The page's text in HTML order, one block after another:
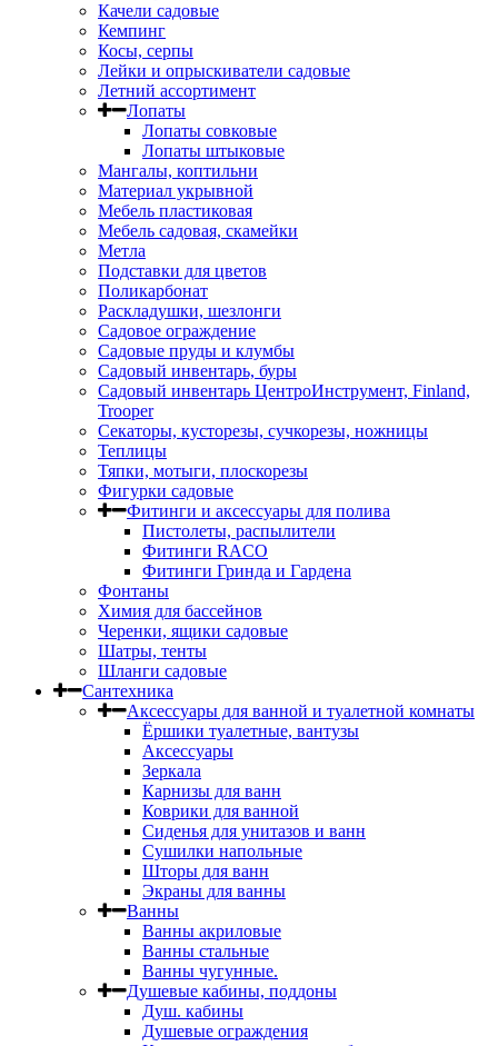
Качели садовые
Кемпинг
Косы, серпы
Лейки и опрыскиватели садовые
Летний ассортимент
Лопаты
Лопаты совковые
Лопаты штыковые
Мангалы, коптильни
Материал укрывной
Мебель пластиковая
Мебель садовая, скамейки
Метла
Подставки для цветов
Поликарбонат
Раскладушки, шезлонги
Садовое ограждение
Садовые пруды и клумбы
Садовый инвентарь, буры
Садовый инвентарь ЦентроИнструмент, Finland,
Trooper
Секаторы, кусторезы, сучкорезы, ножницы
Теплицы
Тяпки, мотыги, плоскорезы
Фигурки садовые
Фитинги и аксессуары для полива
Пистолеты, распылители
Фитинги RACO
Фитинги Гринда и Гардена
Фонтаны
Химия для бассейнов
Черенки, ящики садовые
Шатры, тенты
Шланги садовые
Сантехника
Аксессуары для ванной и туалетной комнаты
Ёршики туалетные, вантузы
Аксессуары
Зеркала
Карнизы для ванн
Коврики для ванной
Сиденья для унитазов и ванн
Сушилки напольные
Шторы для ванн
Экраны для ванны
Ванны
Ванны акриловые
Ванны стальные
Ванны чугунные.
Душевые кабины, поддоны
Душ. кабины
Душевые ограждения